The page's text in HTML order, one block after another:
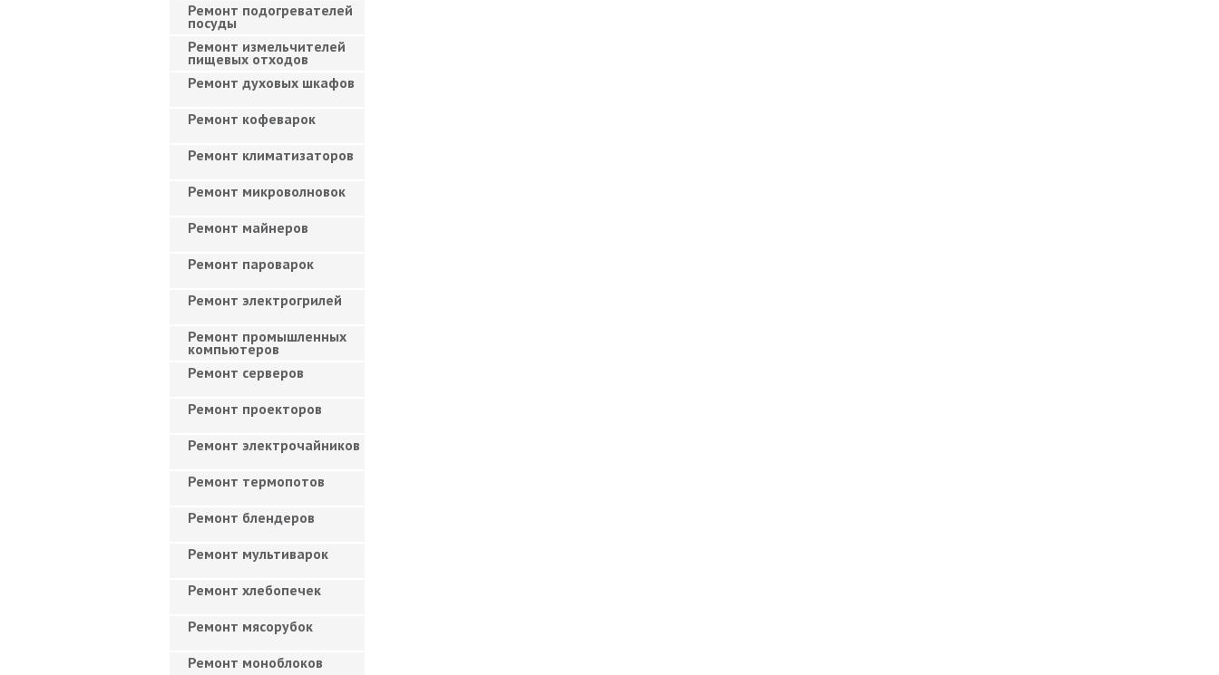
Ремонт подогревателей
посуды
Ремонт измельчителей
пищевых отходов
Ремонт духовых шкафов
Ремонт кофеварок
Ремонт климатизаторов
Ремонт микроволновок
Ремонт майнеров
Ремонт пароварок
Ремонт электрогрилей
Ремонт промышленных
компьютеров
Ремонт серверов
Ремонт проекторов
Ремонт электрочайников
Ремонт термопотов
Ремонт блендеров
Ремонт мультиварок
Ремонт хлебопечек
Ремонт мясорубок
Ремонт моноблоков